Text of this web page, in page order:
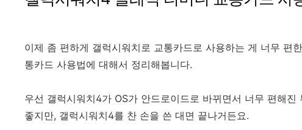
이제 좀 편하게 갤럭시워치로 교통카드로 사용하는 게 너무 편
통카드 사용법에 대해서 정리해봅니다.
우선 갤럭시워치4가 OS가 안드로이드로 바뀌면서 너무 편해
좋지만, 갤럭시워치4를 찬 손을 쓴 대면 끝나거든요.